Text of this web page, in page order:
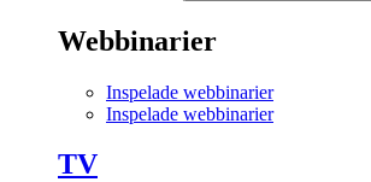
Webbinarier
Inspelade webbinarier
Inspelade webbinarier
TV